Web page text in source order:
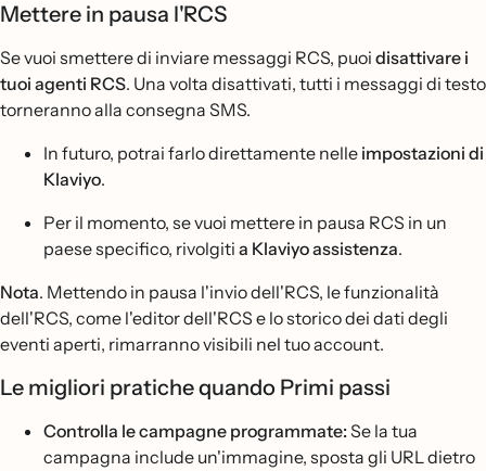
Mettere in pausa l'RCS
Se vuoi smettere di inviare messaggi RCS, puoi disattivare i
tuoi agenti RCS. Una volta disattivati, tutti i messaggi di testo
torneranno alla consegna SMS.
In futuro, potrai farlo direttamente nelle impostazioni di
Klaviyo.
Per il momento, se vuoi mettere in pausa RCS in un
paese specifico, rivolgiti a Klaviyo assistenza.
Nota. Mettendo in pausa l'invio dell'RCS, le funzionalità
dell'RCS, come l'editor dell'RCS e lo storico dei dati degli
eventi aperti, rimarranno visibili nel tuo account.
Le migliori pratiche quando Primi passi
Controlla le campagne programmate:Se la tua
campagna include un'immagine, sposta gli URL dietro